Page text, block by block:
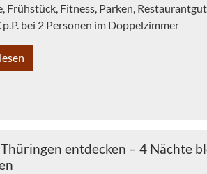
Frühstück, Fitness, Parken,
p.P. bei 2 Personen im Doppelzimmer
entdecken – 4 Nächte